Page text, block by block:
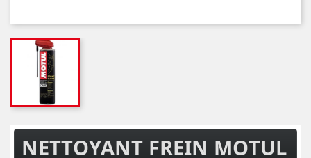
NETTOYANT FREIN MOTUL